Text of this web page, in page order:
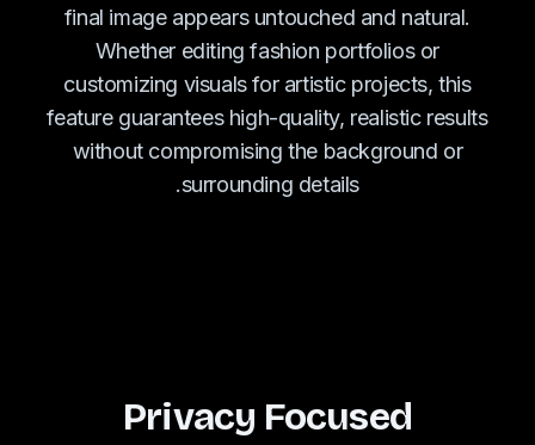
final image appears untouched and natural.
Whether editing fashion portfolios or
customizing visuals for artistic projects, this
feature guarantees high-quality, realistic results
without compromising the background or
surrounding details.
Privacy Focused